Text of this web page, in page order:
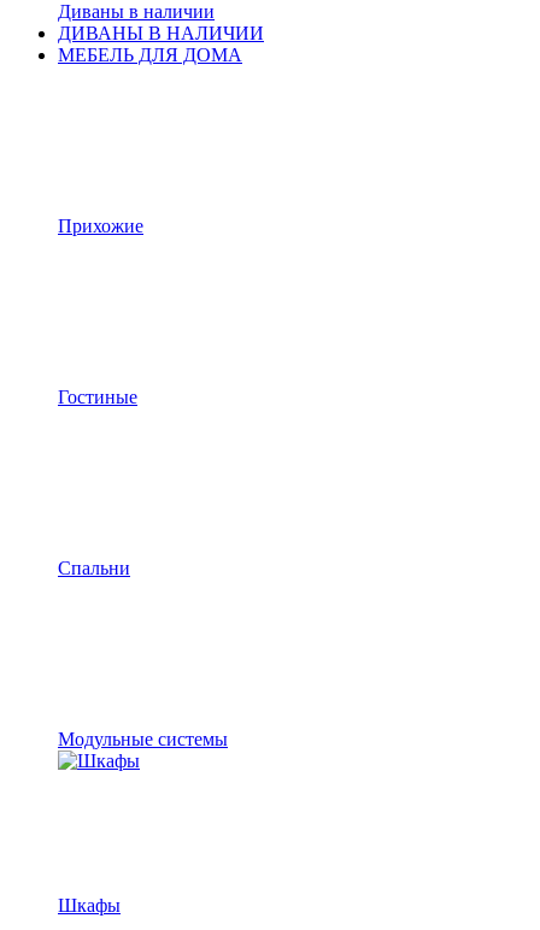
Диваны в наличии
ДИВАНЫ В НАЛИЧИИ
МЕБЕЛЬ ДЛЯ ДОМА
Прихожие
Гостиные
Спальни
Модульные системы
Шкафы